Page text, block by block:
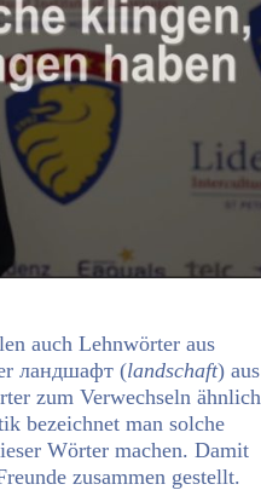
auch Lehnwörter aus
ландшафт (landschaft) aus
zum Verwechseln ähnlich
bezeichnet man solche
Wörter machen. Damit
zusammen gestellt.